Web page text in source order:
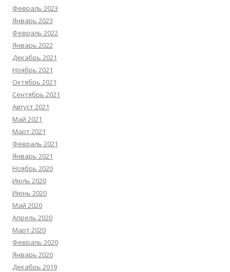
Февраль 2023
Январь 2023
Февраль 2022
Январь 2022
Декабрь 2021
Ноябрь 2021
Октябрь 2021
Сентябрь 2021
Август 2021
Май 2021
Март 2021
Февраль 2021
Январь 2021
Ноябрь 2020
Июль 2020
Июнь 2020
Май 2020
Апрель 2020
Март 2020
Февраль 2020
Январь 2020
Декабрь 2019